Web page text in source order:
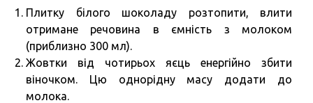
Плитку білого шоколаду розтопити, влити
отримане речовина в ємність з молоком
(приблизно 300 мл).
Жовтки від чотирьох яєць енергійно збити
віночком. Цю однорідну масу додати до
молока.